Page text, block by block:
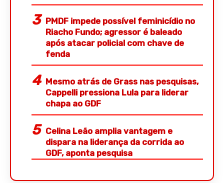
PMDF impede possível feminicídio no
Riacho Fundo; agressor é baleado
após atacar policial com chave de
fenda
Mesmo atrás de Grass nas pesquisas,
Cappelli pressiona Lula para liderar
chapa ao GDF
Celina Leão amplia vantagem e
dispara na liderança da corrida ao
GDF, aponta pesquisa